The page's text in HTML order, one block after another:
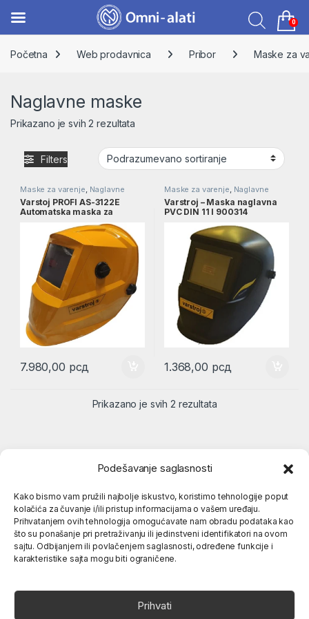
Podešavanje saglasnosti
Kako bismo vam pružili najbolje iskustvo, koristimo tehnologije poput
kolačića za čuvanje i/ili pristup informacijama o vašem uređaju.
Prihvatanjem ovih tehnologija omogućavate nam obradu podataka kao
što su ponašanje pri pretraživanju ili jedinstveni identifikatori na ovom
sajtu. Odbijanjem ili povlačenjem saglasnosti, određene funkcije i
karakteristike sajta mogu biti ograničene.
Prihvati
Početna
Web prodavnica Pribor Maske za
Naglavne maske
Prikazano je svih 2 rezultata
Filters
Maske za varenje, Naglavne
maske , Pribor
Varstoj PROFI AS-3122E
Automatska maska za
zavarivanje l 900286
7.980,00 рсд
Maske za varenje, Naglavne
maske Pribor
Varstroj – Maska naglavna
PVC DIN 11 l 900314
1.368,00 рсд
Prikazano je svih 2 rezultata
Popularne kategorije
O nama
0